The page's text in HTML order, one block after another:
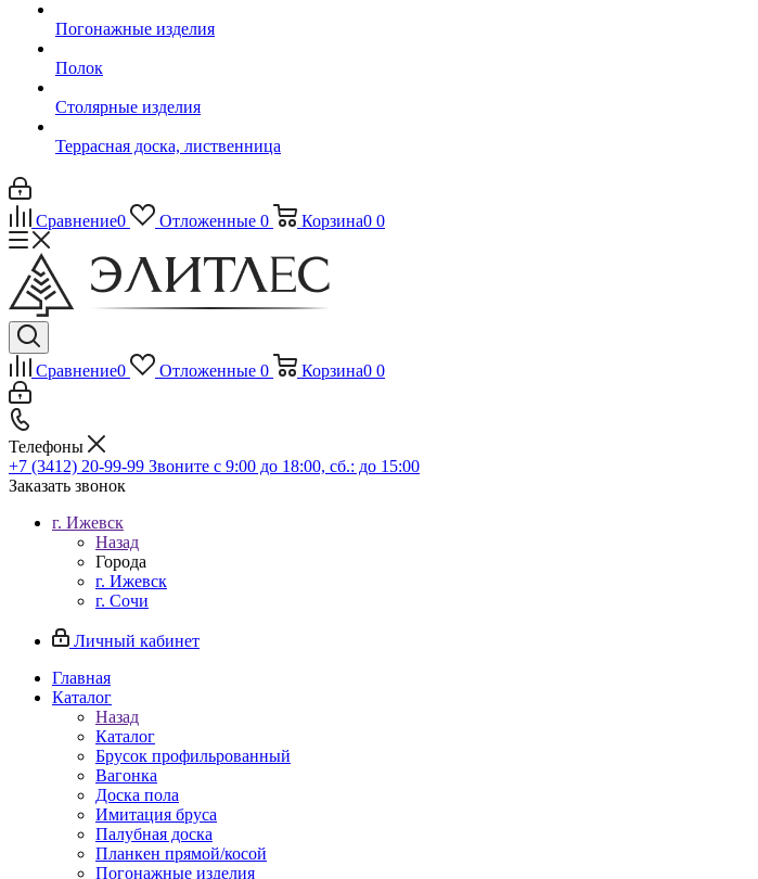
Погонажные изделия
Полок
Столярные изделия
Террасная доска, лиственница
Сравнение0 Отложенные 0 Корзина0 0
Сравнение0 Отложенные 0 Корзина0 0
Телефоны
+7 (3412) 20-99-99 Звоните с 9:00 до 18:00, сб.: до 15:00
Заказать звонок
г. Ижевск
Назад
Города
г. Ижевск
г. Сочи
Личный кабинет
Главная
Каталог
Назад
Каталог
Брусок профильрованный
Вагонка
Доска пола
Имитация бруса
Палубная доска
Планкен прямой/косой
Погонажные изделия